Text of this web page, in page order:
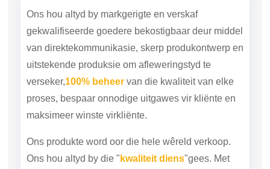
Ons hou altyd by markgerigte en verskaf
gekwalifiseerde goedere bekostigbaar deur middel
van direktekommunikasie, skerp produkontwerp en
uitstekende produksie om afleweringstyd te
verseker,100% beheer van die kwaliteit van elke
proses, bespaar onnodige uitgawes vir kliënte en
maksimeer winste virkliënte.
Ons produkte word oor die hele wêreld verkoop.
Ons hou altyd by die " kwaliteit diens"gees. Met